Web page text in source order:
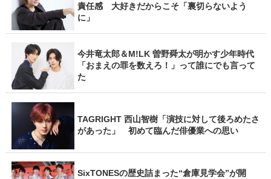
責任感 大好きだからこそ「裏切らないよう
に」
今井竜太郎＆M!LK 曽野舜太が明かす少年時代
「おまえの罪を数えろ！」って誰にでも言って
た
TAGRIGHT 西山智樹「演技に対して後ろめたさ
があった」 初めて臨んだ俳優業への思い
SixTONESの歴史詰まった“倉庫見学会”が開